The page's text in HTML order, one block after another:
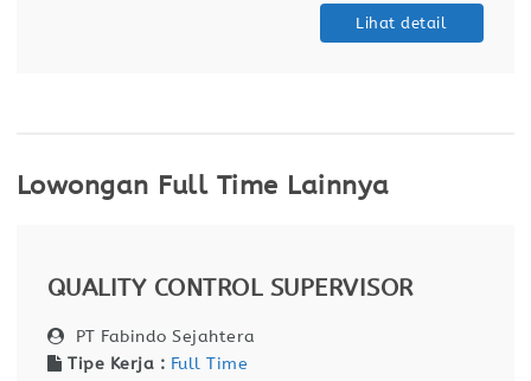
Lihat detail
Lowongan Full Time Lainnya
QUALITY CONTROL SUPERVISOR
PT Fabindo Sejahtera
Tipe Kerja : Full Time